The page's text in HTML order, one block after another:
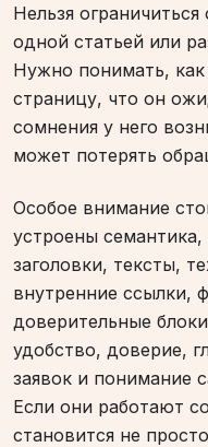
Нельзя
одной статьей или
Нужно понимать, как
страницу, что он
сомнения у него
может потерять
Особое внимание
устроены
заголовки, тексты,
внутренние ссылки,
доверительные
удобство, доверие,
заявок и понимание
Если они работают
становится не